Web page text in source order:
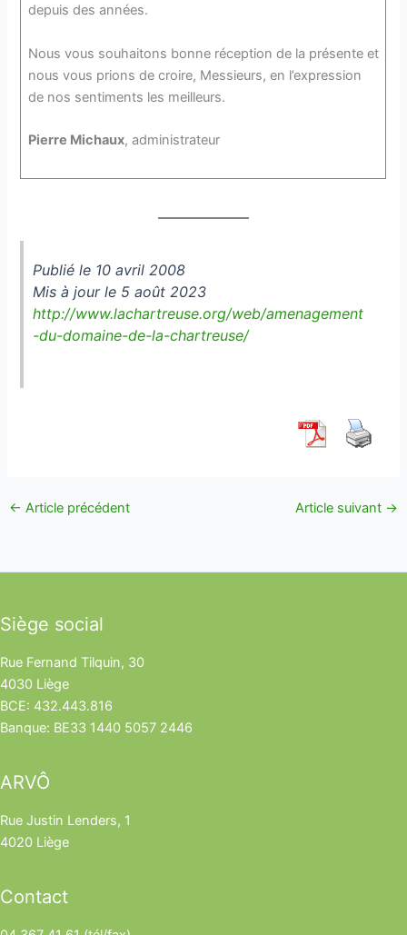
depuis des années.
Nous vous souhaitons bonne réception de la présente et
nous vous prions de croire, Messieurs, en l’expression
de nos sentiments les meilleurs.
Pierre Michaux, administrateur
Publié le 10 avril 2008
Mis à jour le 5 août 2023
http://www.lachartreuse.org/web/amenagement
-du-domaine-de-la-chartreuse/
← Article précédent Article suivant →
Siège social
Rue Fernand Tilquin, 30
4030 Liège
BCE: 432.443.816
Banque: BE33 1440 5057 2446
ARVÔ
Rue Justin Lenders, 1
4020 Liège
Contact